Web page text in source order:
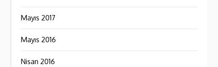
Mayıs 2017
Mayıs 2016
Nisan 2016